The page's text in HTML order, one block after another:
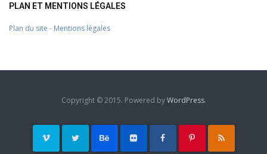
PLAN ET MENTIONS LÉGALES
Plan du site - Mentions légales
Copyright © 2015. Powered byWordPress.